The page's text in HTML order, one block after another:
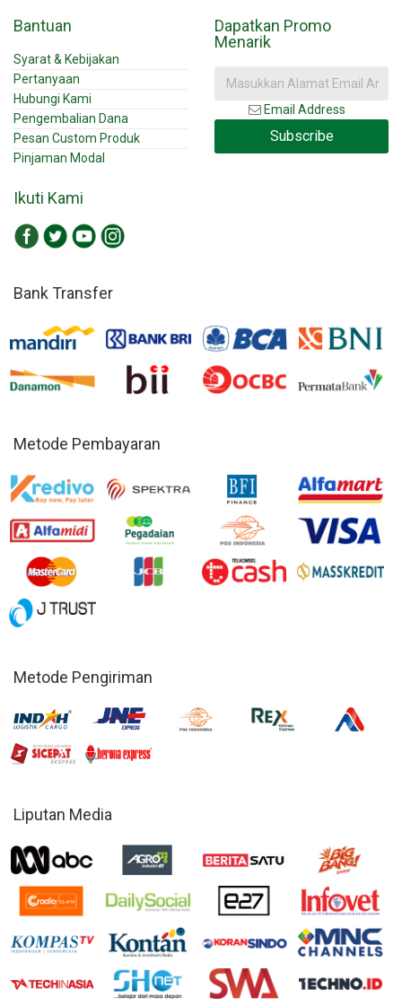
Bantuan
Syarat & Kebijakan
Pertanyaan
Hubungi Kami
Pengembalian Dana
Pesan Custom Produk
Pinjaman Modal
Dapatkan Promo
Menarik
Email Address
Subscribe
Ikuti Kami
Bank Transfer
Metode Pembayaran
Metode Pengiriman
Liputan Media